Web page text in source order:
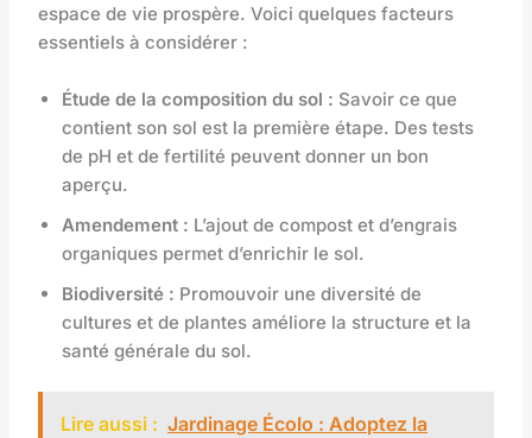
espace de vie prospère. Voici quelques facteurs
essentiels à considérer :
Étude de la composition du sol : Savoir ce que
contient son sol est la première étape. Des tests
de pH et de fertilité peuvent donner un bon
aperçu.
Amendement : L’ajout de compost et d’engrais
organiques permet d’enrichir le sol.
Biodiversité : Promouvoir une diversité de
cultures et de plantes améliore la structure et la
santé générale du sol.
Lire aussi : Jardinage Écolo : Adoptez la